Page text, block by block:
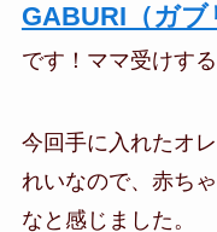
GABURI（ガブ
です！ママ受けす
今回手に入れたオ
れいなので、赤ち
なと感じました。